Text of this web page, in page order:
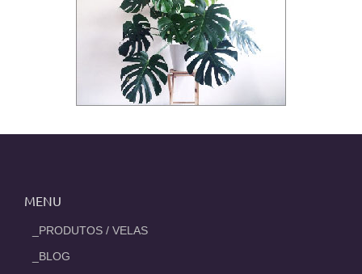
MENU
_PRODUTOS / VELAS
_BLOG